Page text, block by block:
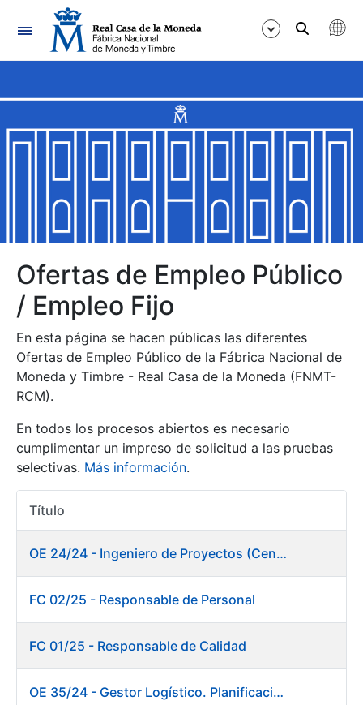
Navegación
Mostrar/Ocultar
Mostrar/Ocultar
Mostrar/Ocultar
Mostrar/Ocultar
Mostrar/Ocultar
Mostrar/Ocultar
Mostrar/Ocultar
Mostrar/Ocultar
Ofertas de Empleo Público
/ Empleo Fijo
En esta página se hacen públicas las diferentes
Ofertas de Empleo Público de la Fábrica Nacional de
Moneda y Timbre - Real Casa de la Moneda (FNMT-
RCM).
En todos los procesos abiertos es necesario
cumplimentar un impreso de solicitud a las pruebas
selectivas. Más información.
Título
OE 24/24 - Ingeniero de Proyectos (Centro de trabajo Burgos)
FC 02/25 - Responsable de Personal
FC 01/25 - Responsable de Calidad
OE 35/24 - Gestor Logístico. Planificación, Logística y Almacenes